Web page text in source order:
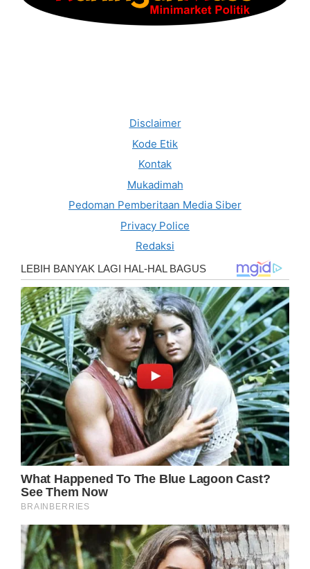
Disclaimer
Kode Etik
Kontak
Mukadimah
Pedoman Pemberitaan Media Siber
Privacy Police
Redaksi